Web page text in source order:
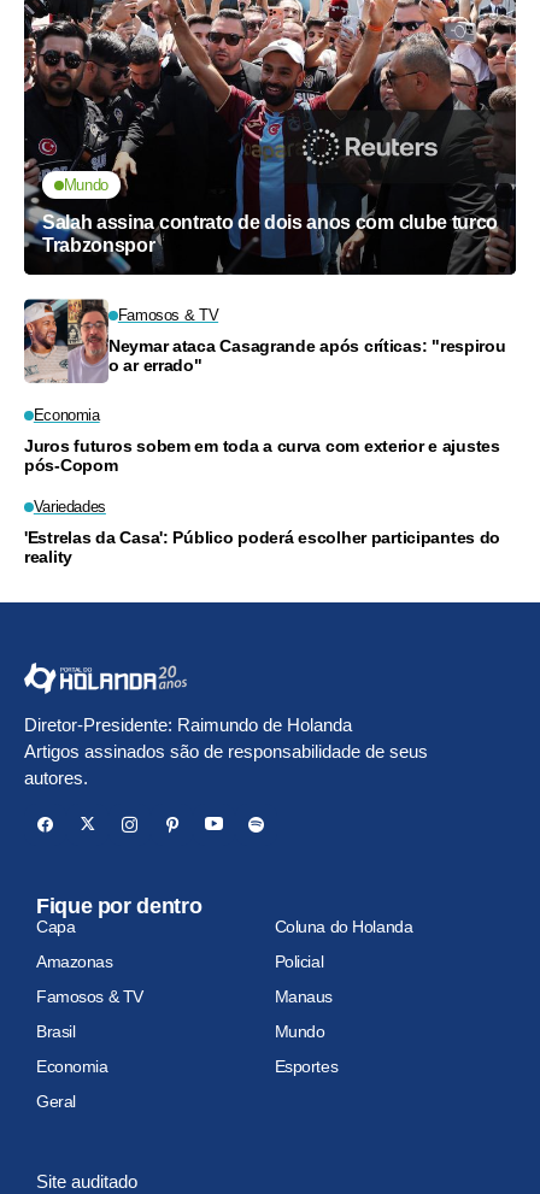
Mundo
Salah assina contrato de dois anos com clube turco
Trabzonspor
Famosos & TV
Neymar ataca Casagrande após críticas: "respirou
o ar errado"
Economia
Juros futuros sobem em toda a curva com exterior e ajustes
pós-Copom
Variedades
'Estrelas da Casa': Público poderá escolher participantes do
reality
Diretor-Presidente: Raimundo de Holanda
Artigos assinados são de responsabilidade de seus
autores.
Fique por dentro
Capa
Coluna do Holanda
Amazonas
Policial
Famosos & TV
Manaus
Brasil
Mundo
Economia
Esportes
Geral
Site auditado